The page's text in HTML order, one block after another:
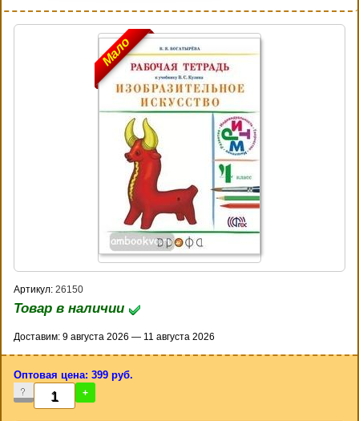
Мало
Артикул: 26150
Товар в наличии
Доставим: 9 августа 2026 — 11 августа 2026
Оптовая цена: 399 руб.
- +